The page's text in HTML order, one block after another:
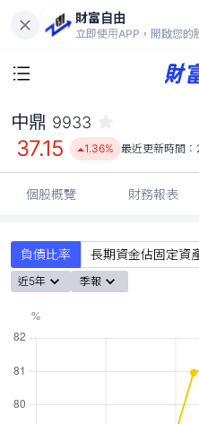
財富自由
立即使用APP，開啟您的
37.15
中鼎 9933
37.15 1.36% 最近更新時間：
個股概覽 財務報表
負債比率 長期資金佔固定資
近5年 季報